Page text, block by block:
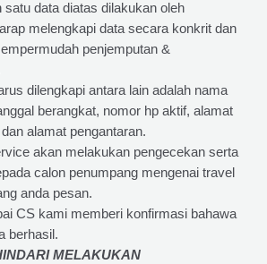
satu data diatas dilakukan oleh
melengkapi data secara konkrit dan
penjemputan &
dilengkapi antara lain adalah nama
berangkat, nomor hp aktif, alamat
alamat pengantaran.
akan melakukan pengecekan serta
calon penumpang mengenai travel
anda pesan.
CS kami memberi konfirmasi bahawa
berhasil.
MELAKUKAN